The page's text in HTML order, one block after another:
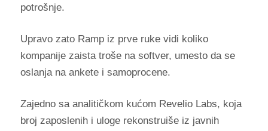
potrošnje.
Upravo zato Ramp iz prve ruke vidi koliko
kompanije zaista troše na softver, umesto da se
oslanja na ankete i samoprocene.
Zajedno sa analitičkom kućom Revelio Labs, koja
broj zaposlenih i uloge rekonstruiše iz javnih